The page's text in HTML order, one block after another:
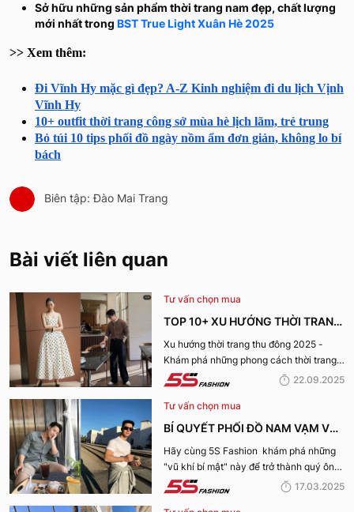
Sở hữu những sản phẩm thời trang nam đẹp, chất lượng
mới nhất trong BST True Light Xuân Hè 2025
>> Xem thêm:
Đi Vĩnh Hy mặc gì đẹp? A-Z Kinh nghiệm đi du lịch Vịnh
Vĩnh Hy
10+ outfit thời trang công sở mùa hè lịch lãm, trẻ trung
Bỏ túi 10 tips phối đồ ngày nồm ẩm đơn giản, không lo bí
bách
Biên tập: Đào Mai Trang
Bài viết liên quan
Tư vấn chọn mua
TOP 10+ XU HƯỚNG THỜI TRANG
THU ĐÔNG 2025 TRENDY, GÂY
BÃO
Xu hướng thời trang thu đông 2025 -
Khám phá những phong cách thời trang
“làm mưa làm gió” từ sàn runway đến
22.09.2025
Tư vấn chọn mua
BÍ QUYẾT PHỐI ĐỒ NAM VẠM VỠ
ĐẸP, THU HÚT PHÁI NỮ
Hãy cùng 5S Fashion khám phá những
"vũ khí bí mật" này để trở thành quý ông
thu hút nhờ “tận dụng” triệt để những ưu
17.03.2025